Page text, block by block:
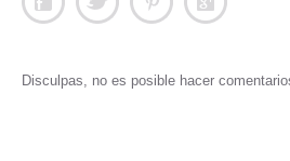
Disculpas, no es posible hacer